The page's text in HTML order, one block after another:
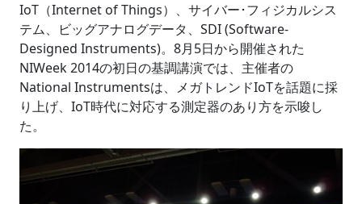
IoT（Internet of Things）、サイバー･フィジカルシス
テム、ビッグアナログデータ、SDI (Software-
Designed Instruments)。8月5日から開催された
NIWeek 2014の初日の基調講演では、主催者の
National Instrumentsは、メガトレンドIoTを話題に採
り上げ、IoT時代に対応する測定器のあり方を示唆し
た。